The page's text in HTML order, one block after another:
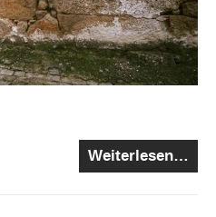
Weiterlesen…